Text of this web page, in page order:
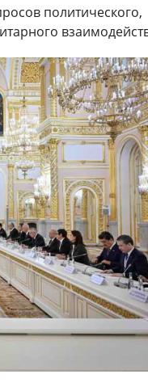
политического,